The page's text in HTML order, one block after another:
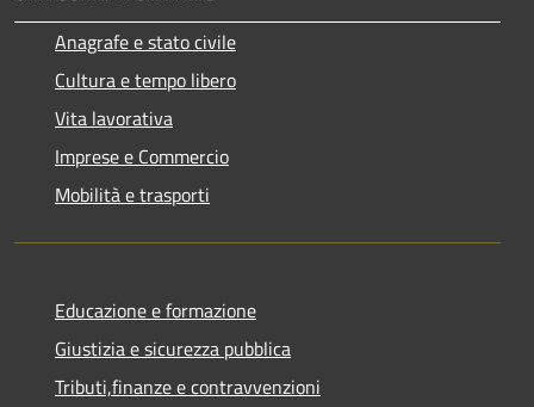
Anagrafe e stato civile
Cultura e tempo libero
Vita lavorativa
Imprese e Commercio
Mobilità e trasporti
Educazione e formazione
Giustizia e sicurezza pubblica
Tributi,finanze e contravvenzioni